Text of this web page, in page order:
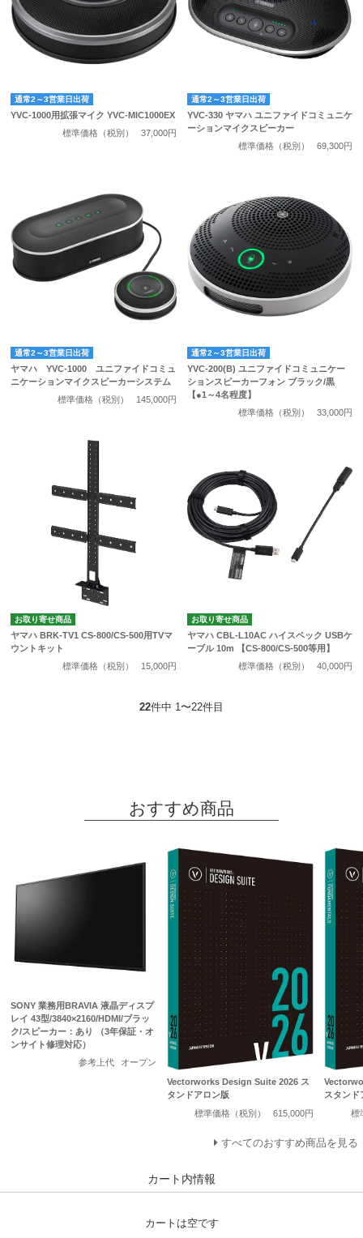
通常2～3営業日出荷
YVC-1000用拡張マイク YVC-MIC1000EX
標準価格（税別）
37,000円
通常2～3営業日出荷
YVC-330 ヤマハ ユニファイドコミュニケ
ーションマイクスピーカー
標準価格（税別）
69,300円
通常2～3営業日出荷
ヤマハ YVC-1000 ユニファイドコミュ
ニケーションマイクスピーカーシステム
標準価格（税別）
145,000円
通常2～3営業日出荷
YVC-200(B) ユニファイドコミュニケー
ションスピーカーフォン ブラック/黒
【●1～4名程度】
標準価格（税別）
33,000円
お取り寄せ商品
ヤマハ BRK-TV1 CS-800/CS-500用TVマ
ウントキット
標準価格（税別）
15,000円
お取り寄せ商品
ヤマハ CBL-L10AC ハイスペック USBケ
ーブル 10m 【CS-800/CS-500等用】
標準価格（税別）
40,000円
22件中 1〜22件目
おすすめ商品
SONY 業務用BRAVIA 液晶ディスプ
レイ 43型/3840×2160/HDMI/ブラッ
ク/スピーカー：あり （3年保証・オ
ンサイト修理対応）
参考上代
オープン
Vectorworks Design Suite 2026 ス
タンドアロン版
標準価格（税別）
615,000円
スタンド
標
すべてのおすすめ商品を見る
カート内情報
カートは空です